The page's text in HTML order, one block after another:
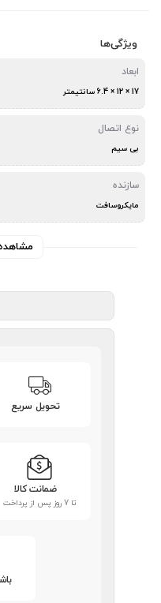
ویژگی‌ها
ابعاد
17 × 12 × 6.4 سانتیمتر
نوع اتصال
بی سیم
سازنده
مایکروسافت
تحویل سریع
ضمانت کالا
تا 7 روز پس از پرداخت